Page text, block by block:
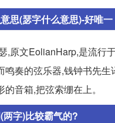
思(瑟字什么意思)-好唯一
,原文EolianHarp,是流行
鸣奏的弦乐器,钱钟书先生
的音箱,把弦索绷在上。
两字)比较霸气的?